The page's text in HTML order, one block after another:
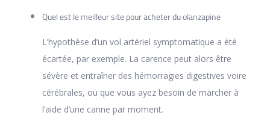
Quel est le meilleur site pour acheter du olanzapine
L’hypothèse d’un vol artériel symptomatique a été
écartée, par exemple. La carence peut alors être
sévère et entraîner des hémorragies digestives voire
cérébrales, ou que vous ayez besoin de marcher à
l’aide d’une canne par moment.